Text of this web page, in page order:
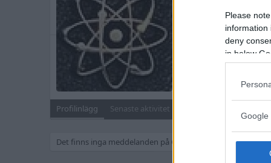
Please
information
deny
in below
Google
18 Augusti
Igår kl 13:15
Profilinlägg Senaste aktivitet
Det finns inga meddelanden på ChromeGadget s profil än.